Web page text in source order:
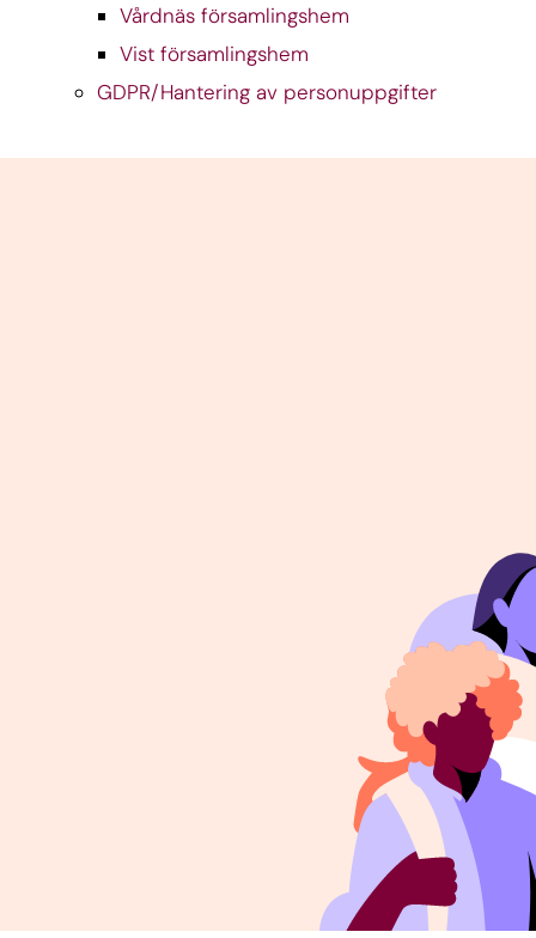
Vårdnäs församlingshem
Vist församlingshem
GDPR/Hantering av personuppgifter